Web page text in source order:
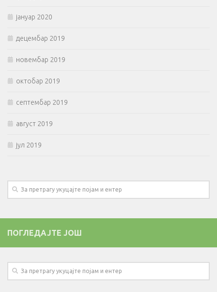
јануар 2020
децембар 2019
новембар 2019
октобар 2019
септембар 2019
август 2019
јул 2019
ПОГЛЕДАЈТЕ ЈОШ